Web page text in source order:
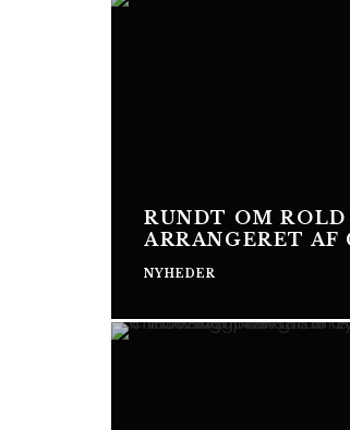
RUNDT OM
ARRANGERET
NYHEDER